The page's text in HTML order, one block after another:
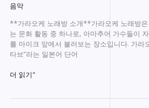
음악
**가라오케 노래방 소개**가라오케 노래방은
는 문화 활동 중 하나로, 아마추어 가수들이
를 마이크 앞에서 불러보는 장소입니다. 가라
타브”라는 일본어 단어
가
더 읽기"